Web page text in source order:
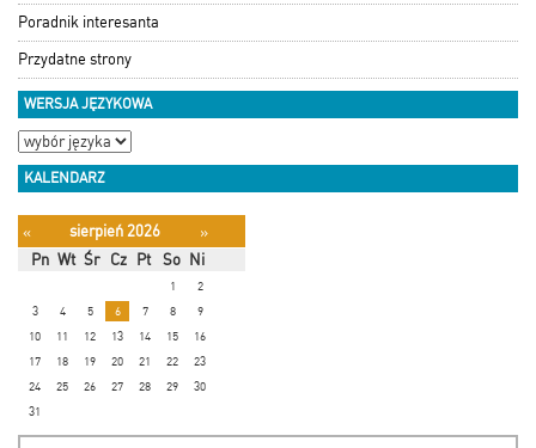
Poradnik interesanta
Przydatne strony
WERSJA JĘZYKOWA
KALENDARZ
« sierpień 2026
»
Pn Wt Śr Cz Pt So Ni
1
2
3
4 5 6 7 8
9
10
11 12 13 14 15
16
17
18 19 20 21 22
23
24
25 26 27 28 29
30
31